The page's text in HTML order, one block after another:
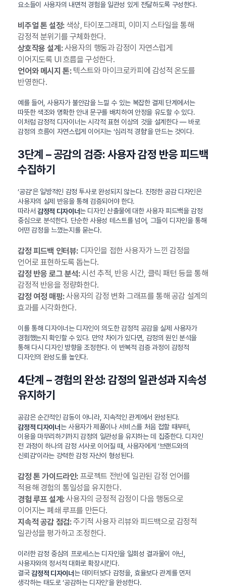
요소들이 사용자의 내면적 경험을 일관성 있게 전달하도록 구성한다.
비주얼 톤 설정:색상, 타이포그래피, 이미지 스타일을 통해
감정적 분위기를 구체화한다.
상호작용 설계:사용자의 행동과 감정이 자연스럽게
이어지도록 UI 흐름을 구성한다.
언어와 메시지 톤:텍스트와 마이크로카피에 감성적 온도를
반영한다.
예를 들어, 사용자가 불안감을 느낄 수 있는 복잡한 결제 단계에서는
따뜻한 색조와 명확한 안내 문구를 배치하여 안정을 유도할 수 있다.
이처럼 감정적 디자이너는 시각적 표현 이상의 것을 설계한다 — 바로
감정의 흐름이 자연스럽게 이어지는 ‘심리적 경험’을 만드는 것이다.
3단계 – 공감의 검증: 사용자 감정 반응 피드백
수집하기
‘공감’은 일방적인 감정 투사로 완성되지 않는다. 진정한 공감 디자인은
사용자의 실제 반응을 통해 검증되어야 한다.
따라서 감정적 디자이너는 디자인 산출물에 대한 사용자 피드백을 감정
중심으로 분석한다. 단순한 사용성 테스트를 넘어, 그들이 디자인을 통해
어떤 감정을 느꼈는지를 묻는다.
감정 피드백 인터뷰:디자인을 접한 사용자가 느낀 감정을
언어로 표현하도록 돕는다.
감정 반응 로그 분석:시선 추적, 반응 시간, 클릭 패턴 등을 통해
감정적 반응을 정량화한다.
감정 여정 매핑:사용자의 감정 변화 그래프를 통해 공감 설계의
효과를 시각화한다.
이를 통해 디자이너는 디자인이 의도한 감정적 공감을 실제 사용자가
경험했는지 확인할 수 있다. 만약 차이가 있다면, 감정의 원인 분석을
통해 다시 디자인 방향을 조정한다. 이 반복적 검증 과정이 감정적
디자인의 완성도를 높인다.
4단계 – 경험의 완성: 감정의 일관성과 지속성
유지하기
공감은 순간적인 감동이 아니라, 지속적인 관계에서 완성된다.
감정적 디자이너는 사용자가 제품이나 서비스를 처음 접할 때부터,
이용을 마무리하기까지 감정의 일관성을 유지하는 데 집중한다. 디자인
전 과정이 하나의 감정 서사로 이어질 때, 사용자에게 ‘브랜드와의
신뢰감’이라는 강력한 감정 자산이 형성된다.
감정 톤 가이드라인:프로젝트 전반에 일관된 감정 언어를
적용해 경험의 통일성을 유지한다.
경험 루프 설계:사용자의 긍정적 감정이 다음 행동으로
이어지는 폐쇄 루프를 만든다.
지속적 공감 점검:주기적 사용자 리뷰와 피드백으로 감정적
일관성을 평가하고 조정한다.
이러한 감정 중심의 프로세스는 디자인을 일회성 결과물이 아닌,
사용자와의 정서적 대화로 확장시킨다.
결국감정적 디자이너는 데이터보다 감정을, 효율보다 관계를 먼저
생각하는 태도로 ‘공감하는 디자인’을 완성한다.